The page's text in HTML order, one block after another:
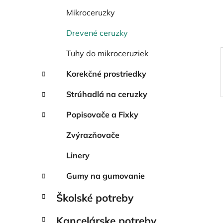
Mikroceruzky
Drevené ceruzky
Tuhy do mikroceruziek
Korekčné prostriedky
Strúhadlá na ceruzky
Popisovače a Fixky
Zvýrazňovače
Linery
Gumy na gumovanie
Školské potreby